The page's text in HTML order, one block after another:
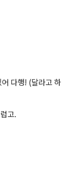
다행! (달라고 하
고.